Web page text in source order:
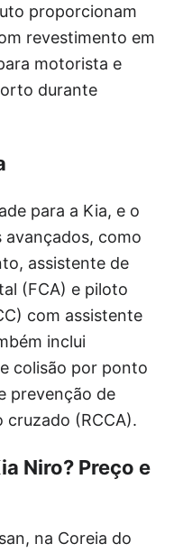
proporcionam
revestimento em
motorista e
durante
para a Kia, e o
avançados, como
assistente de
(FCA) e piloto
com assistente
inclui
colisão por ponto
prevenção de
(RCCA).
Niro? Preço e
na Coreia do